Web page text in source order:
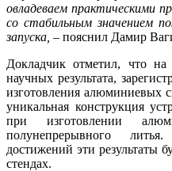
овладеваем практическими
со стабильным значением
запуска, – пояснил Дамир
Докладчик отметил, что
научных результата,
изготовления алюминиевых
уникальная конструкция
при изготовлении
полунепрерывного
достижений эти результаты
стендах.